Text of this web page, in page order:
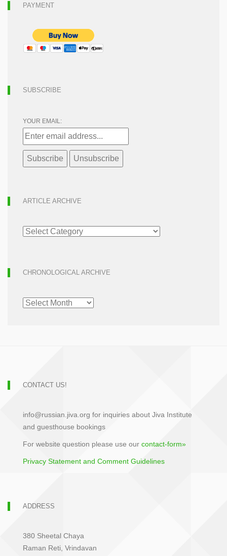
PAYMENT
SUBSCRIBE
YOUR EMAIL:
ARTICLE ARCHIVE
ARTICLE
ARCHIVE
CHRONOLOGICAL ARCHIVE
CHRONOLOGICAL
ARCHIVE
CONTACT US!
info@russian.jiva.org for inquiries about Jiva Institute
and guesthouse bookings
For website question please use our contact-form»
Privacy Statement and Comment Guidelines
ADDRESS
380 Sheetal Chaya
Raman Reti, Vrindavan